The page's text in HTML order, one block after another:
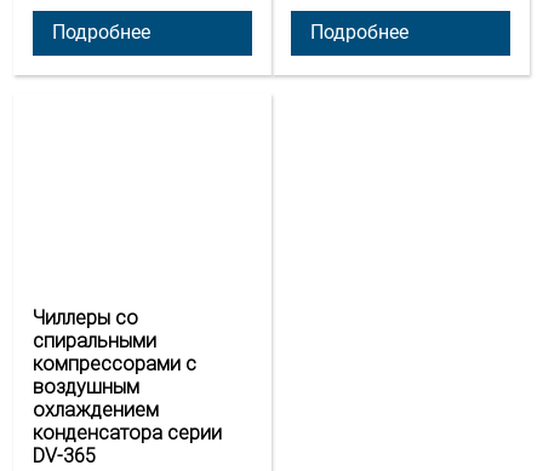
Подробнее
Подробнее
Чиллеры со
спиральными
компрессорами с
воздушным
охлаждением
конденсатора серии
DV-365